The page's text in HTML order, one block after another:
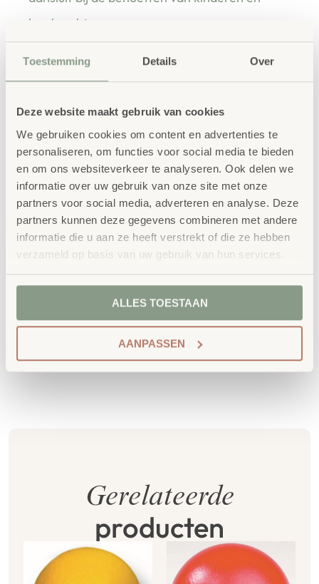
Toestemming Details Over
Deze website maakt gebruik van cookies
We gebruiken cookies om content en advertenties te
personaliseren, om functies voor social media te bieden
en om ons websiteverkeer te analyseren. Ook delen we
informatie over uw gebruik van onze site met onze
partners voor social media, adverteren en analyse. Deze
partners kunnen deze gegevens combineren met andere
informatie die u aan ze heeft verstrekt of die ze hebben
verzameld op basis van uw gebruik van hun services.
ALLES TOESTAAN
AANPASSEN
leerkrachten.
Maatwerk: ieder project start vanuit uw idee
en onze ervaring
Kwaliteit: al ons school- en
kinderopvangmeubilair is uitvoerig getest en
voldoet aan GS- en TÜV-keuringen
Duurzaamheid: wij werken met circulaire
producten, waaronder onzeOneWood-lijnvan
Daarnaast zelfs voorzien van het
milieukeurmerkEU-Ecolabel.
Extra informatie
SKU 85034
Gerelateerde
producten